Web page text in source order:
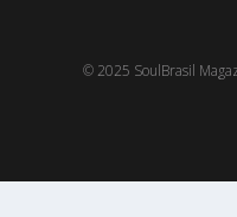
© 2025 SoulBrasil